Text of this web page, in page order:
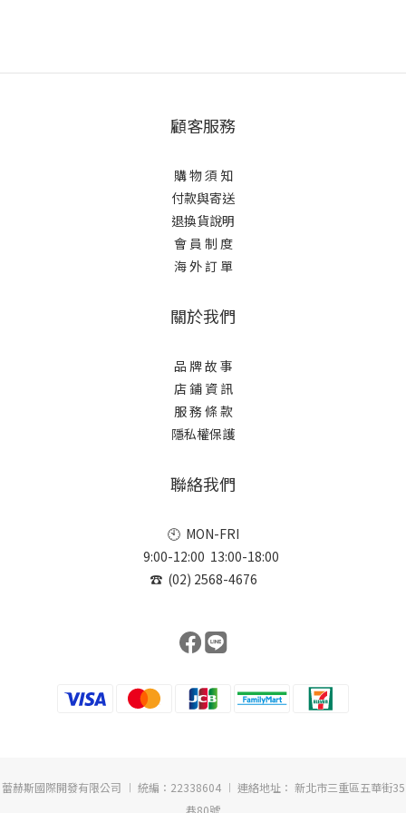
顧客服務
購 物 須 知
付款與寄送
退換貨說明
會 員 制 度
海 外 訂 單
關於我們
品 牌 故 事
店 鋪 資 訊
服 務 條 款
隱私權保護
聯絡我們
🕙 MON-FRI
9:00-12:00 13:00-18:00
☎ (02) 2568-4676
蕾赫斯國際開發有限公司 ︱ 統編：22338604 ︱ 連絡地址： 新北市三重區五華街35
巷80號